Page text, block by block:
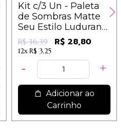
Kit c/3 Un - Paleta
de Sombras Matte
Seu Estilo Ludurana
- B00221
R$ 36,39 R$ 28,80
12x R$ 3,25
Adicionar ao
Carrinho